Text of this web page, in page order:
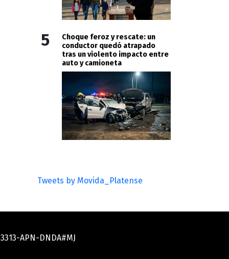
5
Choque feroz y rescate: un
conductor quedó atrapado
tras un violento impacto entre
auto y camioneta
Tweets by Movida_Platense
APN-DNDA#MJ